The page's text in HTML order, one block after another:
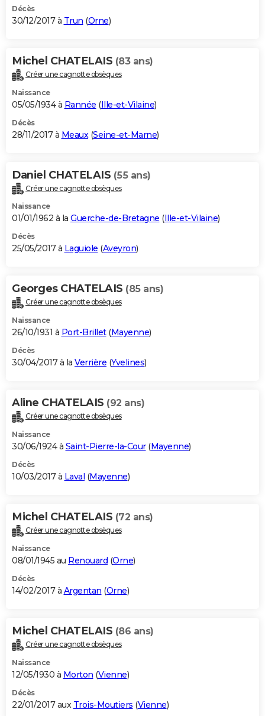
Décès
30/12/2017 à Trun (Orne)
Michel CHATELAIS (83 ans)
Créer une cagnotte obsèques
Naissance
05/05/1934 à Rannée (Ille-et-Vilaine)
Décès
28/11/2017 à Meaux (Seine-et-Marne)
Daniel CHATELAIS (55 ans)
Créer une cagnotte obsèques
Naissance
01/01/1962 à la Guerche-de-Bretagne (Ille-et-Vilaine)
Décès
25/05/2017 à Laguiole (Aveyron)
Georges CHATELAIS (85 ans)
Créer une cagnotte obsèques
Naissance
26/10/1931 à Port-Brillet(Mayenne)
Décès
30/04/2017 à la Verrière (Yvelines)
Aline CHATELAIS (92 ans)
Créer une cagnotte obsèques
Naissance
30/06/1924 à Saint-Pierre-la-Cour(Mayenne)
Décès
10/03/2017 à Laval (Mayenne)
Michel CHATELAIS (72 ans)
Créer une cagnotte obsèques
Naissance
08/01/1945 au Renouard (Orne)
Décès
14/02/2017 à Argentan (Orne)
Michel CHATELAIS (86 ans)
Créer une cagnotte obsèques
Naissance
12/05/1930 à Morton (Vienne)
Décès
22/01/2017 aux Trois-Moutiers (Vienne)